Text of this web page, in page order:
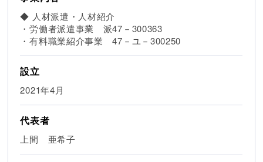
◆ 人材派遣・人材紹介
・労働者派遣事業 派47－300363
・有料職業紹介事業 47－ユ－300250
設立
2021年4月
代表者
上間 亜希子